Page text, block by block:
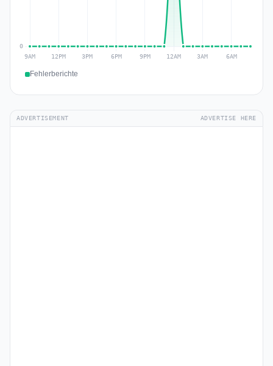
Fehlerberichte
ADVERTISEMENT ADVERTISE HERE